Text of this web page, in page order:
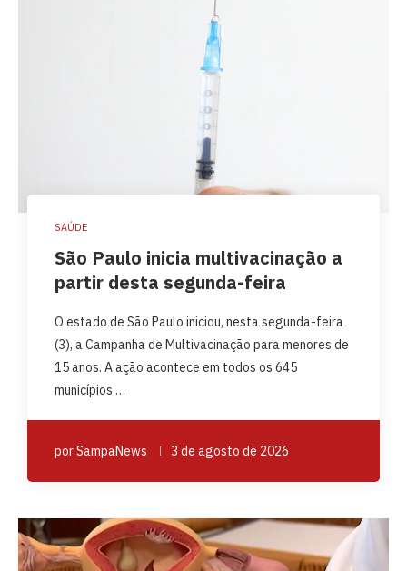
SAÚDE
São Paulo inicia multivacinação a
partir desta segunda-feira
O estado de São Paulo iniciou, nesta segunda-feira
(3), a Campanha de Multivacinação para menores de
15 anos. A ação acontece em todos os 645
municípios …
porSampaNews 3 de agosto de 2026